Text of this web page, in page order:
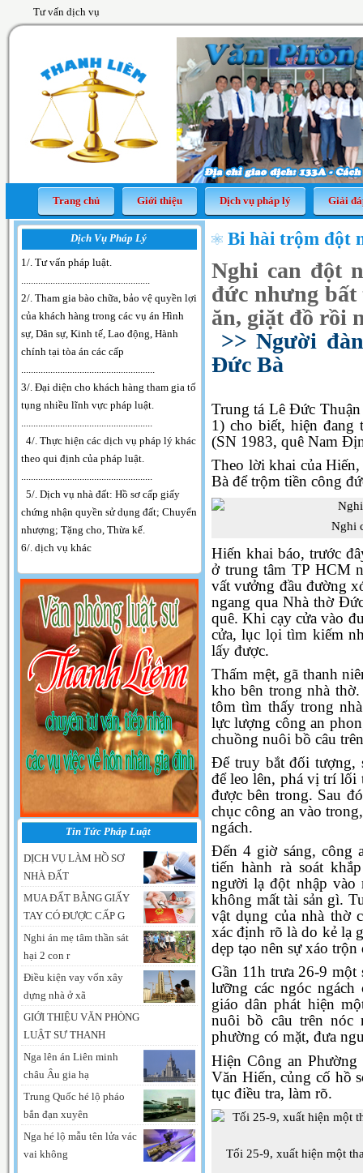
Tư vấn dịch vụ
Trang chủ Giới thiệu Dịch vụ pháp lý Giải
Dịch Vụ Pháp Lý
1/. Tư vấn pháp luật.
.....................................................
2/. Tham gia bào chữa, bảo vệ quyền lợi
của khách hàng trong các vụ án Hình
sự, Dân sự, Kinh tế, Lao động, Hành
chính tại tòa án các cấp
.......................................................
3/. Đại diện cho khách hàng tham gia tố
tụng nhiều lĩnh vực pháp luật.
......................................................
4/. Thực hiện các dịch vụ pháp lý khác
theo qui định của pháp luật.
......................................................
5/. Dịch vụ nhà đất: Hồ sơ cấp giấy
chứng nhận quyền sử dụng đất; Chuyển
nhượng; Tặng cho, Thừa kế.
6/. dịch vụ khác
Tin Tức Pháp Luật
DỊCH VỤ LÀM HỒ SƠ
NHÀ ĐẤT
MUA ĐẤT BẰNG GIẤY
TAY CÓ ĐƯỢC CẤP G
Nghi án mẹ tâm thần sát
hại 2 con r
Điều kiện vay vốn xây
dựng nhà ở xã
GIỚI THIỆU VĂN PHÒNG
LUẬT SƯ THANH
Nga lên án Liên minh
châu Âu gia hạ
Trung Quốc hé lộ pháo
bắn đạn xuyên
Nga hé lộ mẫu tên lửa vác
vai không
Bi hài trộm đột
Nghi can đột
đức nhưng bất
ăn, giặt đồ rồi
>> Người
Đức Bà
Trung tá Lê Đức
1) cho biết, hiện đang
(SN 1983, quê Nam
Theo lời khai của
Bà để trộm tiền công
Nghi
Hiến khai báo, trước
ở trung tâm TP HCM
vất vưởng đầu đường
ngang qua Nhà thờ
quê. Khi cạy cửa vào
cửa, lục lọi tìm kiếm
lấy được.
Thấm mệt, gã thanh
kho bên trong nhà
tôm tìm thấy trong
lực lượng công an
chuồng nuôi bồ câu
Để truy bắt đối tượng,
để leo lên, phá vị trí
được bên trong. Sau
chục công an vào
ngách.
Đến 4 giờ sáng, công
tiến hành rà soát
người lạ đột nhập vào
không mất tài sản gì.
vật dụng của nhà thờ
xác định rõ là do kẻ lạ
dẹp tạo nên sự xáo trộn
Gần 11h trưa 26-9 một
lưỡng các ngóc
giáo dân phát hiện
nuôi bồ câu trên nóc
phường có mặt, đưa
Hiện Công an
Văn Hiến, củng cố hồ
tục điều tra, làm rõ.
Tối 25-9, xuất hiện một